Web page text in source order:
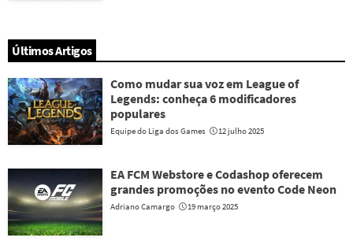
Últimos Artigos
Como mudar sua voz em League of
Legends: conheça 6 modificadores
populares
Equipe do Liga dos Games 12 julho 2025
EA FCM Webstore e Codashop oferecem
grandes promoções no evento Code Neon
Adriano Camargo 19 março 2025